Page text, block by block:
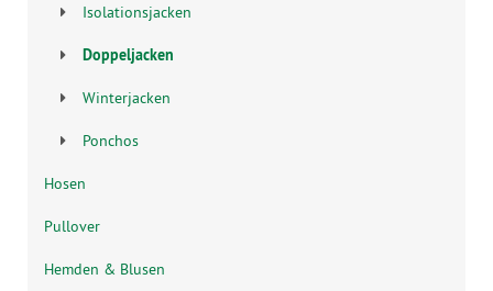
Isolationsjacken
Doppeljacken
Winterjacken
Ponchos
Hosen
Pullover
Hemden & Blusen